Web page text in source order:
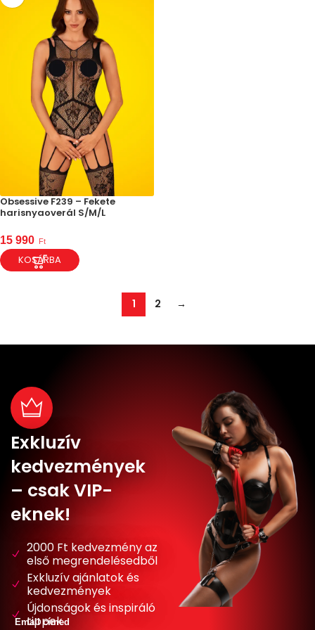
Obsessive F239 – Fekete
harisnyaoverál S/M/L
15 990 Ft
KOSÁRBA
1 2 →
Exkluzív
kedvezmények
– csak VIP-
eknek!
2000 Ft kedvezmény az
első megrendelésedből
Exkluzív ajánlatok és
kedvezmények
Újdonságok és inspiráló
tippek
Email címed